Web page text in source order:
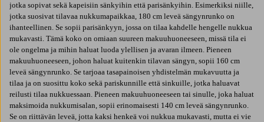
jotka sopivat sekä kapeisiin sänkyihin että parisänkyihin. Esimerkiksi niille,
jotka suosivat tilavaa nukkumapaikkaa, 180 cm leveä sängynrunko on
ihanteellinen. Se sopii parisänkyyn, jossa on tilaa kahdelle hengelle nukkua
mukavasti. Tämä koko on omiaan suureen makuuhuoneeseen, missä tila ei
ole ongelma ja mihin haluat luoda ylellisen ja avaran ilmeen. Pieneen
makuuhuoneeseen, johon haluat kuitenkin tilavan sängyn, sopii 160 cm
leveä sängynrunko. Se tarjoaa tasapainoisen yhdistelmän mukavuutta ja
tilaa ja on suosittu koko sekä pariskunnille että sinkuille, jotka haluavat
reilusti tilaa nukkuessaan. Pieneen makuuhuoneeseen tai sinulle, joka haluat
maksimoida nukkumisalan, sopii erinomaisesti 140 cm leveä sängynrunko.
Se on riittävän leveä, jotta kaksi henkeä voi nukkua mukavasti, mutta ei vie